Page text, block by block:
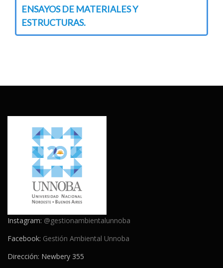
ENSAYOS DE MATERIALES Y
ESTRUCTURAS.
Instagram: @gestionambientalunnoba
Facebook: Gestión Ambiental Unnoba
Dirección: Newbery 355